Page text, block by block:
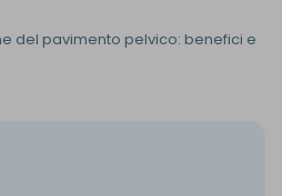
del pavimento pelvico: benefici e